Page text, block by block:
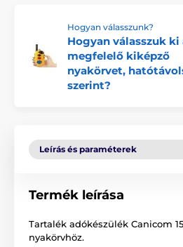
Hogyan válasszunk?
Hogyan válasszuk ki
megfelelő kiképző
nyakörvet,
szerint?
Leírás és paraméterek
Termék leírása
Tartalék adókészülék Canicom
nyakörvhöz.